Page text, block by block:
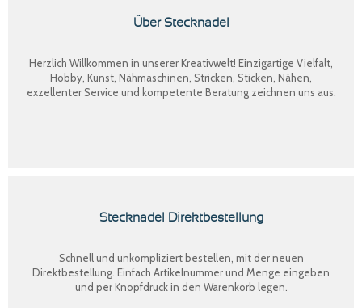
Über Stecknadel
Herzlich Willkommen in unserer Kreativwelt! Einzigartige Vielfalt,
Hobby, Kunst, Nähmaschinen, Stricken, Sticken, Nähen,
exzellenter Service und kompetente Beratung zeichnen uns aus.
Stecknadel Direktbestellung
Schnell und unkompliziert bestellen, mit der neuen
Direktbestellung . Einfach Artikelnummer und Menge eingeben
und per Knopfdruck in den Warenkorb legen.